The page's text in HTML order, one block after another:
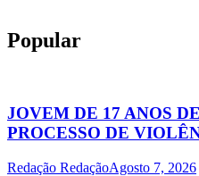
Popular
JOVEM DE 17 ANOS
PROCESSO DE
Redação RedaçãoAgosto 7, 2026